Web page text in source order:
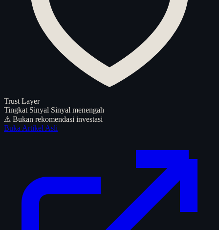
Trust Layer
Tingkat Sinyal Sinyal menengah
⚠ Bukan rekomendasi investasi
Buka Artikel Asli